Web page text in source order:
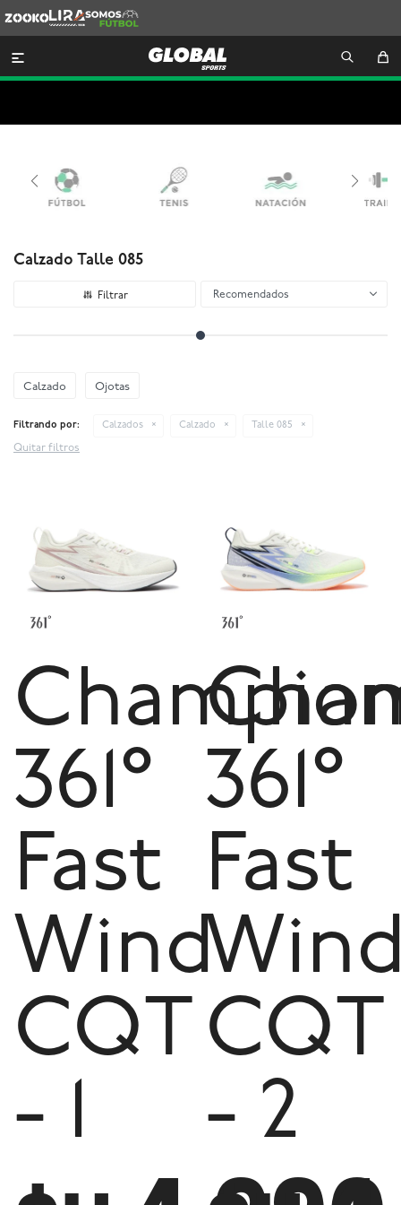
Lira
Somos
Futbol

Calzado Talle 085
Recomendados
Calzado Ojotas
Filtrando por: Calzados Calzado Talle 085
Quitar filtros
361°
Fast
Wind
CQT
- 1
361°
Fast
CQT
- 2